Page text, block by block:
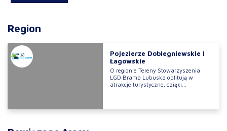
Region
Pojezierze Dobiegniewskie i
Łagowskie
O regionie Tereny Stowarzyszenia
LGD Brama Lubuska obfitują w
atrakcje turystyczne, dzięki...